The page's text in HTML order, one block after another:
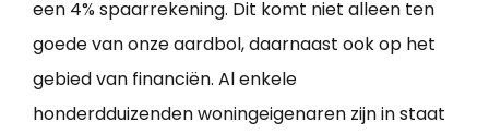
een 4% spaarrekening. Dit komt niet alleen ten
goede van onze aardbol, daarnaast ook op het
gebied van financiën. Al enkele
honderdduizenden woningeigenaren zijn in staat